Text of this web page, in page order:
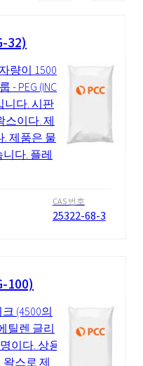
32)
량이 1500
PEG (INCI
니다. 시판
스이다. 제
. 제품은 물
다. 플레
CAS 번호
25322-68-3
100)
크 (4500의
틸렌 글리
이다. 상용
스로 제